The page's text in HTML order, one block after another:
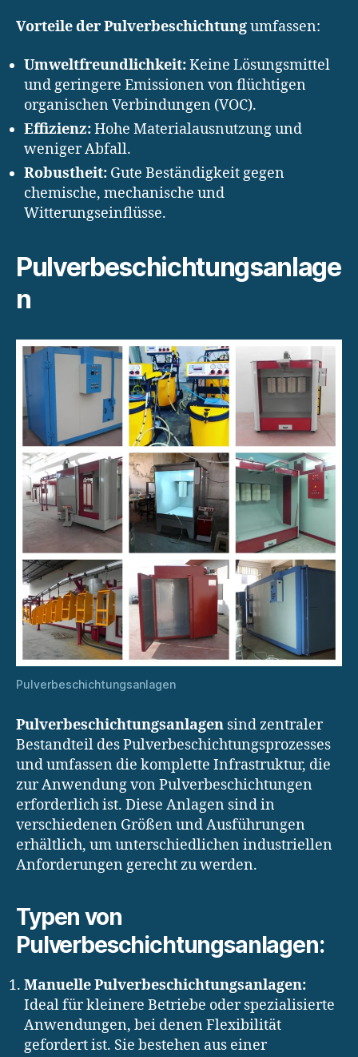
Vorteile der Pulverbeschichtungumfassen:
Umweltfreundlichkeit:Keine Lösungsmittel
und geringere Emissionen von flüchtigen
organischen Verbindungen (VOC).
Effizienz:Hohe Materialausnutzung und
weniger Abfall.
Robustheit: Gute Beständigkeit gegen
chemische, mechanische und
Witterungseinflüsse.
Pulverbeschichtungsanlage
n
Pulverbeschichtungsanlagen
Pulverbeschichtungsanlagen sind zentraler
Bestandteil des Pulverbeschichtungsprozesses
und umfassen die komplette Infrastruktur, die
zur Anwendung von Pulverbeschichtungen
erforderlich ist. Diese Anlagen sind in
verschiedenen Größen und Ausführungen
erhältlich, um unterschiedlichen industriellen
Anforderungen gerecht zu werden.
Typen von
Pulverbeschichtungsanlagen:
Manuelle Pulverbeschichtungsanlagen:
Ideal für kleinere Betriebe oder spezialisierte
Anwendungen, bei denen Flexibilität
gefordert ist. Sie bestehen aus einer